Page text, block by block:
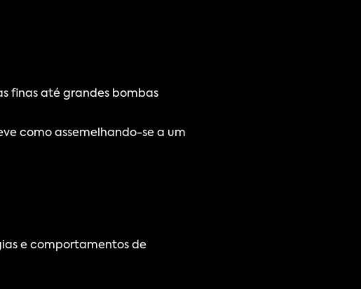
finas até grandes bombas
como assemelhando-se a um
e comportamentos de